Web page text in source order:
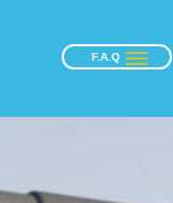
F.A.Q